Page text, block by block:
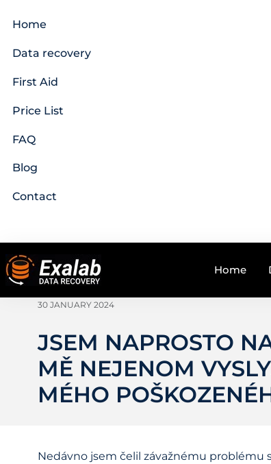
Home
Data recovery
First Aid
Price List
FAQ
Blog
Contact
Home
30 JANUARY 2024
JSEM NAPROSTO
MĚ NEJENOM
MÉHO
Nedávno jsem čelil závažnému